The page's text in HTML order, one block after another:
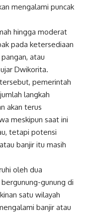
mengalami puncak
hingga moderat
pada ketersediaan
atau
Dwikorita.
pemerintah
langkah
akan terus
meskipun saat ini
tetapi potensi
banjir itu masih
oleh dua
gunung di
satu wilayah
banjir atau